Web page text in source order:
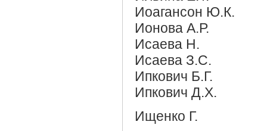
Иоагансон Ю.К.
Ионова А.Р.
Исаева Н.
Исаева З.С.
Ипкович Б.Г.
Ипкович Д.Х.
Ищенко Г.